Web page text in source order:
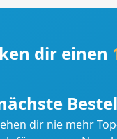
dir einen
dir nie mehr